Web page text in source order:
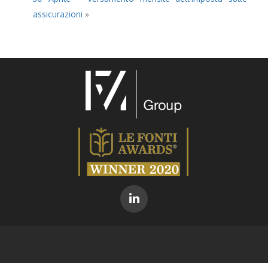
assicurazioni »